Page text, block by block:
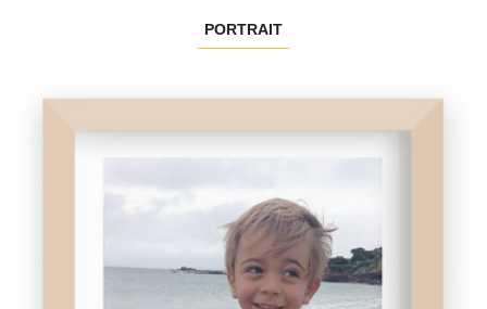
PORTRAIT